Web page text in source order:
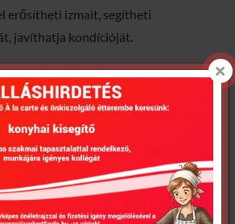
erősítheti izmait, segítheti
javíthatja kondícióját.
a lehetőségekből: